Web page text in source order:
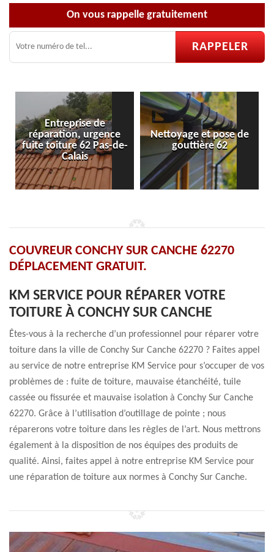
On vous rappelle gratuitement
de
urgence
62 Pas-de-
Nettoyage et pose de
gouttière 62
Pose et
COUVREUR CONCHY SUR CANCHE 62270
DÉPLACEMENT GRATUIT.
KM SERVICE POUR RÉPARER VOTRE
TOITURE À CONCHY SUR CANCHE
Êtes-vous à la recherche d’un professionnel pour réparer votre
toiture dans la ville de Conchy Sur Canche 62270 ? Faites appel
au service de notre entreprise KM Service pour s’occuper de vos
problèmes de : fuite de toiture, mauvaise étanchéité, tuile
cassée ou fissurée et mauvaise isolation à Conchy Sur Canche
62270. Grâce à l’utilisation d’outillage de pointe ; nous
réparerons votre toiture dans les règles de l’art. Nous mettrons
également à la disposition de nos équipes des produits de
qualité. Ainsi, faites appel à notre entreprise KM Service pour
une réparation de toiture aux normes à Conchy Sur Canche.